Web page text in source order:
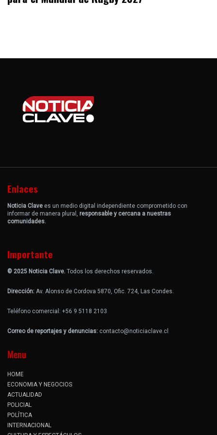
Enlaces
Noticia Clave es un medio digital independiente comprometido con
informar de manera plural, responsable y cercana a nuestras
comunidades.
Importante
© 2025 Noticia Clave. Todos los derechos reservados.
Dirección: Av. Alonso de Cordova 5870, Ofic. 724, Las Condes.
Teléfono comercial: +56 9 5118 2103
Correo de reportajes y denuncias: contacto@noticiaclave.cl
Menu
HOME
ECONOMIA Y NEGOCIOS
ACTUALIDAD
POLICIAL
POLÍTICA
INTERNACIONAL